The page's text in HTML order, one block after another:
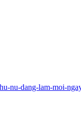
nu-dang-lam-moi-